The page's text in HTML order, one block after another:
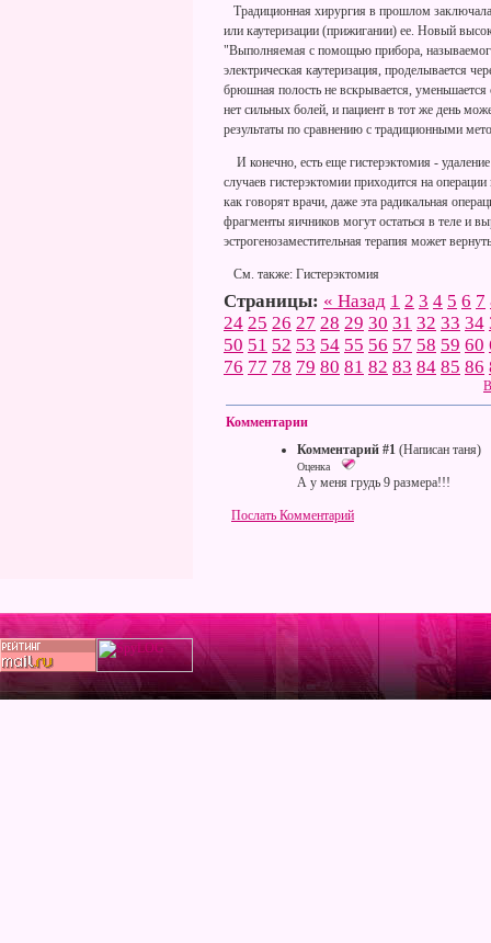
Традиционная хирургия в прошлом
или каутеризации (прижигании) ее. Новый
"Выполняемая с помощью прибора,
электрическая каутеризация, проделывается
брюшная полость не вскрывается,
нет сильных болей, и пациент в тот же день
результаты по сравнению с традиционными
И конечно, есть еще гистерэктомия -
случаев гистерэктомии приходится на
как говорят врачи, даже эта радикальная
фрагменты яичников могут остаться в теле и
эстрогенозаместительная терапия может
См. также: Гистерэктомия
Страницы: « Назад 1 2 3 4 5 6 7
24 25 26 27 28 29 30 31 32 33 34
50 51 52 53 54 55 56 57 58 59 60
76 77 78 79 80 81 82 83 84 85 86
Комментарии
Комментарий #1 (Написан таня)
Оценка
А у меня грудь 9 размера!!!
Послать Комментарий